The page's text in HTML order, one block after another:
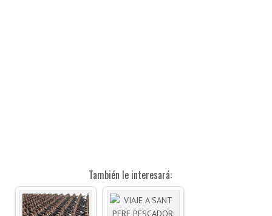
También le interesará: